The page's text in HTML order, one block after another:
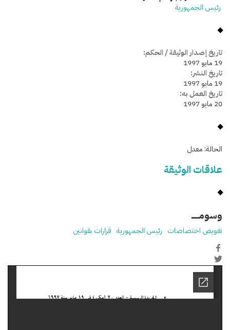
رئيس الجمهورية
تاريخ إصدار الوثيقة / الحكم:
19 مايو 1997
تاريخ النشر:
19 مايو 1997
تاريخ العمل به:
20 مايو 1997
الحالة: معدل
علاقات الوثيقة
وسومـــــ
تفويض اختصاصات رئيس الجمهورية قرارات بقوانين